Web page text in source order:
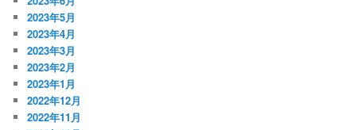
2023年5月
2023年4月
2023年3月
2023年2月
2023年1月
2022年12月
2022年11月